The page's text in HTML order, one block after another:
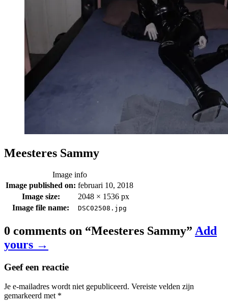
Meesteres Sammy
Image info
Image published on: februari 10, 2018
Image size:
2048 × 1536 px
Image file name:
DSC02508.jpg
0 comments on “Meesteres Sammy” Add
yours →
Geef een reactie
Je e-mailadres wordt niet gepubliceerd. Vereiste velden zijn
gemarkeerd met *